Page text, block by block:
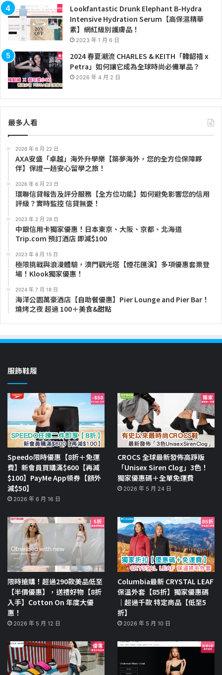
Lookfantastic Drunk Elephant B-Hydra
Intensive Hydration Serum【高保濕精華
素】網紅級別護膚品！
2023 年 1 月 6 日
2024 春夏潮流 CHARLES & KEITH「韓韶禧 x
Petra」如何讓它成為全球時尚必備單品？
2026 年 4 月 2 日
最多人看
2026 年 6 月 22 日
AXA安盛「卓越」海外升學樂【築夢海外，您的全方位保障夥
伴】保證一趟安心留學之旅！
2026 年 6 月 23 日
環聯信貸報告及評分服務【全方位功能】如何避免影響您的信用
評級？實時監控 信貸無憂！
2023 年 2 月 28 日
中銀信用卡獨家優惠！日本東京、大阪、京都、北海道
Trip.com 預訂酒店 即減$100
2023 年 8 月 15 日
極限挑戰與浪漫體驗，澳門觀光塔【煙花匯演】多項優惠套票登
場！Klook獨家優惠！
2024 年 7 月 18 日
海洋公園萬豪酒店【自助餐優惠】Pier Lounge and Pier Bar！
燒烤之夜 超過 100＋美食&甜點
服飾鞋履
Speedo限時優惠【8折＋免運
費】新會員買購滿$600【再減
$100】PayMe App領券【額外
減$50】
2026 年 6 月 16 日
CROCS 全球最新發佈高踭版
「Unisex Siren Clog」3色！
獨家優惠碼＋全單免運費
2026 年 5 月 24 日
限時搶購！超過290款美品低至
【半價優惠】，送禮好物【8折
入手】Cotton On 年度大優
惠！
2026 年 5 月 12 日
Columbia最新 CRYSTAL LEAF
保溫外套【85折】獨家優惠碼
｜超過千款 特定商品【低至5
折】
2026 年 5 月 10 日